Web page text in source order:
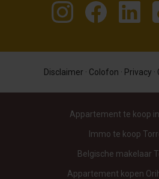
Disclaimer · Colofon · Privacy ·
Appartement te koop
Immo te koop
Belgische makelaar
Appartement kopen